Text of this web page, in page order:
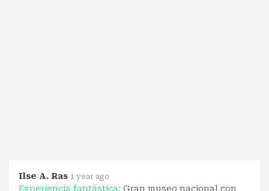
Ilse A. Ras 1 year ago
Experiencia fantástica: Gran museo nacional con